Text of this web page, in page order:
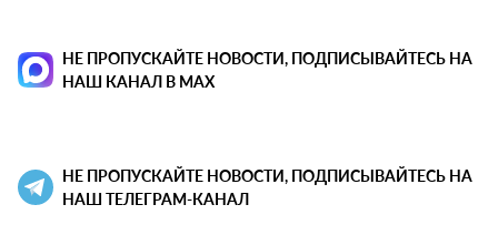
НЕ ПРОПУСКАЙТЕ НОВОСТИ, ПОДПИСЫВАЙТЕСЬ НА
НАШ КАНАЛ В MAX
НЕ ПРОПУСКАЙТЕ НОВОСТИ, ПОДПИСЫВАЙТЕСЬ НА
НАШ ТЕЛЕГРАМ-КАНАЛ